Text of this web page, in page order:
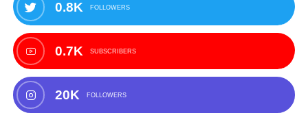
0.8K FOLLOWERS
0.7K SUBSCRIBERS
20K FOLLOWERS